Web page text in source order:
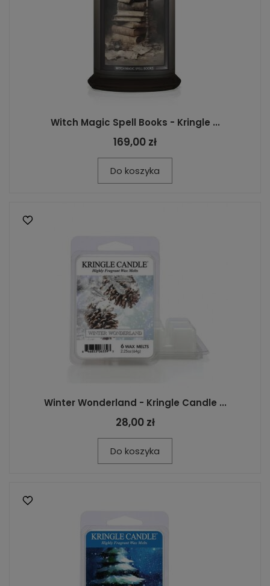
Witch Magic Spell Books - Kringle ...
169,00 zł
Do koszyka
Winter Wonderland - Kringle Candle ...
28,00 zł
Do koszyka